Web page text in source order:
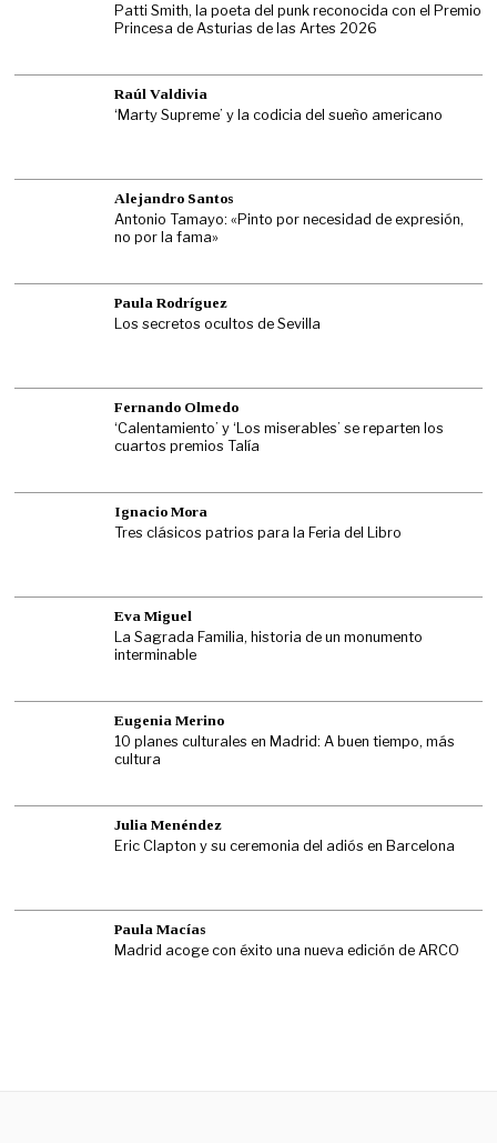
Patti Smith, la poeta del punk reconocida con el Premio
Princesa de Asturias de las Artes 2026
Raúl Valdivia
‘Marty Supreme’ y la codicia del sueño americano
Alejandro Santos
Antonio Tamayo: «Pinto por necesidad de expresión,
no por la fama»
Paula Rodríguez
Los secretos ocultos de Sevilla
Fernando Olmedo
‘Calentamiento’ y ‘Los miserables’ se reparten los
cuartos premios Talía
Ignacio Mora
Tres clásicos patrios para la Feria del Libro
Eva Miguel
La Sagrada Familia, historia de un monumento
interminable
Eugenia Merino
10 planes culturales en Madrid: A buen tiempo, más
cultura
Julia Menéndez
Eric Clapton y su ceremonia del adiós en Barcelona
Paula Macías
Madrid acoge con éxito una nueva edición de ARCO